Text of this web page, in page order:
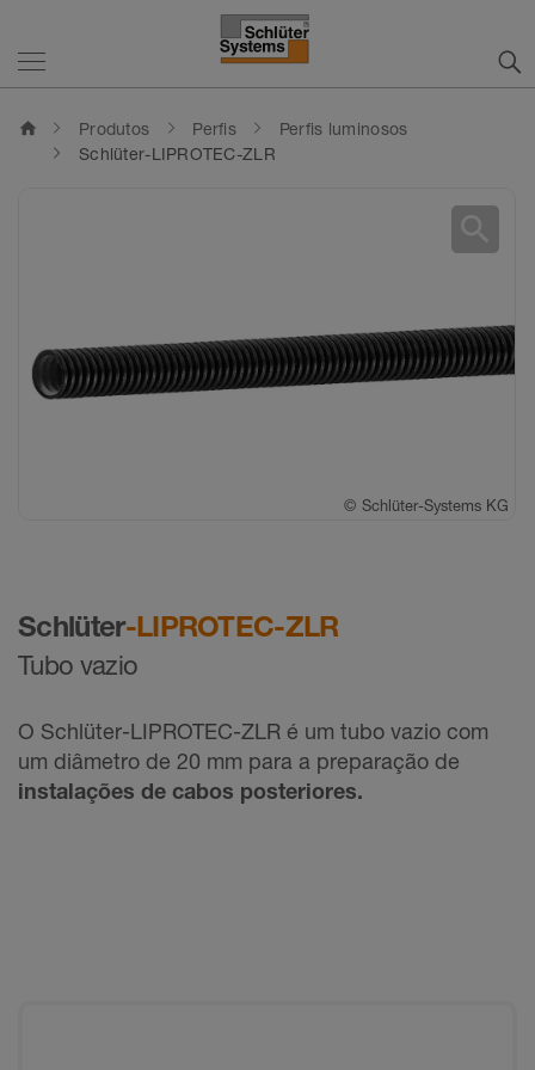
home Produtos Perfis
Perfis luminosos
Schlüter-LIPROTEC-ZLR
Schlüter-LIPROTEC-ZLR
Tubo vazio
O Schlüter-LIPROTEC-ZLR é um tubo vazio com
um diâmetro de 20 mm para a preparação de
instalações de cabos posteriores.
© Schlüter-Systems KG